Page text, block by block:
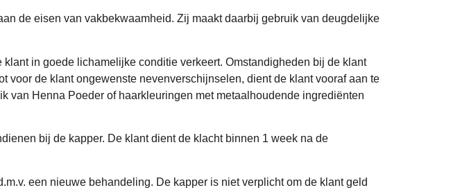
de eisen van vakbekwaamheid. Zij maakt daarbij gebruik van deugdelijke
in goede lichamelijke conditie verkeert. Omstandigheden bij de klant
de klant ongewenste nevenverschijnselen, dient de klant vooraf aan te
van Henna Poeder of haarkleuringen met metaalhoudende ingrediënten
bij de kapper. De klant dient de klacht binnen 1 week na de
een nieuwe behandeling. De kapper is niet verplicht om de klant geld